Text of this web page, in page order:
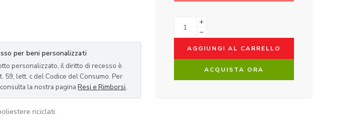
per beni personalizzati
personalizzato, il diritto di recesso è
59, lett. c del Codice del Consumo. Per
la nostra paginaResi e Rimborsi.
riciclati.
AGGIUNGI AL CARRELLO
ACQUISTA ORA